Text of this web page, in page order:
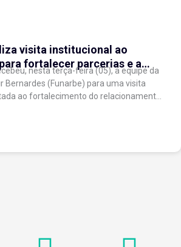
visita institucional ao
fortalecer parcerias e a
nesta terça-feira (05), a equipe da
Bernardes (Funarbe) para uma visita
ao fortalecimento do relacionamento